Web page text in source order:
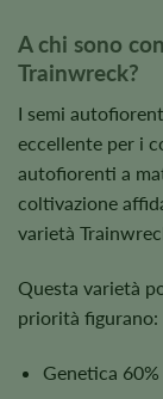
A chi sono
Trainwreck?
I semi
eccellente per i
autofiorenti a
coltivazione
varietà
Questa varietà
priorità figurano:
Genetica